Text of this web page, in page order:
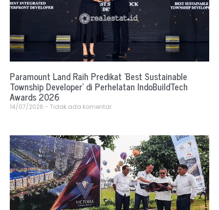
Paramount Land Raih Predikat ‘Best Sustainable
Township Developer’ di Perhelatan IndoBuildTech
Awards 2026
14/07/2026 Tidak ada komentar